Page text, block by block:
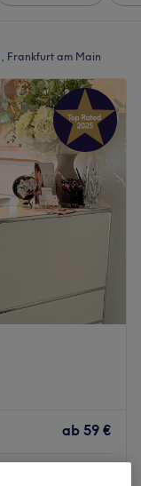
Frankfurt am Main
ab 59 €